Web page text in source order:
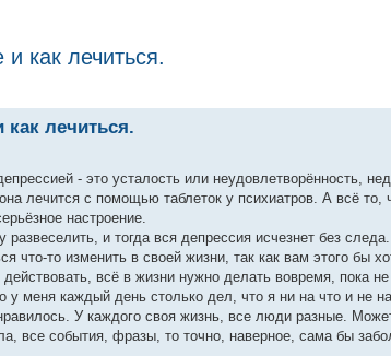
как лечиться.
лечиться.
- это усталость или неудовлетворённость,
лечится с помощью таблеток у психиатров. А всё
настроение.
и тогда вся депрессия исчезнет без
то изменить в своей жизни, так как вам этого бы
всё в жизни нужно делать вовремя, пока не
меня каждый день столько дел, что я ни на что и не
У каждого своя жизнь, все люди разные.
все события, фразы, то точно, наверное, сама бы